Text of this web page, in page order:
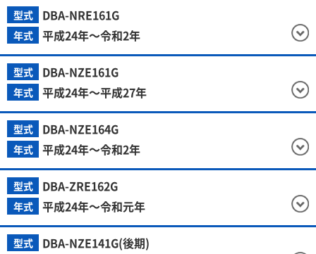
型式 DBA-NRE161G
年式 平成24年～令和2年
型式 DBA-NZE161G
年式 平成24年～平成27年
型式 DBA-NZE164G
年式 平成24年～令和2年
型式 DBA-ZRE162G
年式 平成24年～令和元年
型式 DBA-NZE141G(後期)